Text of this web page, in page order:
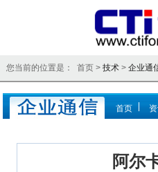
您当前的位置是： 首页 > 技术> 企业通
首页
阿尔